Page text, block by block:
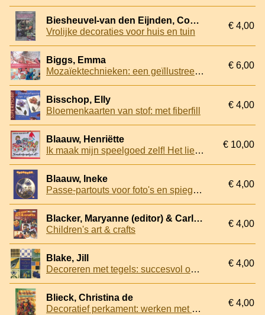
Biesheuvel-van den Eijnden, Conny
Vrolijke decoraties voor huis en tuin
€ 4,00
Biggs, Emma
Mozaïektechnieken: een geïllustreerde handleiding voor de traditionele en eigentijdse technieken
€ 6,00
Bisschop, Elly
Bloemenkaarten van stof: met fiberfill
€ 4,00
Blaauw, Henriëtte
Ik maak mijn speelgoed zelf! Het liefste speelgoed voor onze kleintjes, dat met behulp der knippatronen op de meest gemakkelijke en goedkoope wijze vervaardigd kan worden
€ 10,00
Blaauw, Ineke
Passe-partouts voor foto's en spiegels
€ 4,00
Blacker, Maryanne (editor) & Carlyle, Neil (design director) & Lewis Bartlett, Nancy (author)
Children's art & crafts
€ 4,00
Blake, Jill
Decoreren met tegels: succesvol ontwerpen met tegels
€ 4,00
Blieck, Christina de
Decoratief perkament: werken met Mariposa- en perkamentpapier
€ 4,00